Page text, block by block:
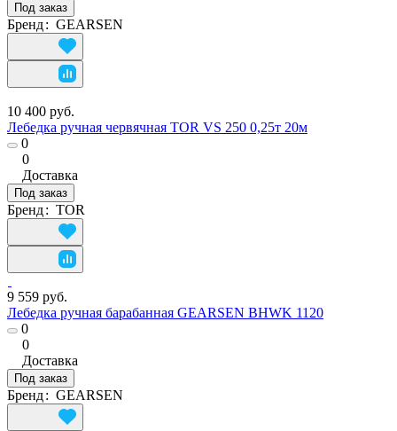
Под заказ
Бренд: GEARSEN
10 400 руб.
Лебедка ручная червячная TOR VS 250 0,25т 20м
0
0
Доставка
Под заказ
Бренд: TOR
9 559 руб.
Лебедка ручная барабанная GEARSEN BHWK 1120
0
0
Доставка
Под заказ
Бренд: GEARSEN